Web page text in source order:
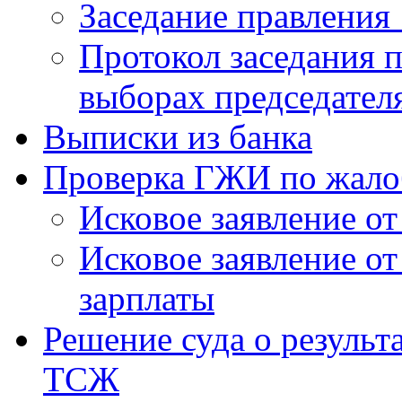
Заседание
Протокол заседания
выборах
Выписки из банка
Проверка ГЖИ по
Исковое заявление
Исковое заявление
зарплаты
Решение суда о
ТСЖ